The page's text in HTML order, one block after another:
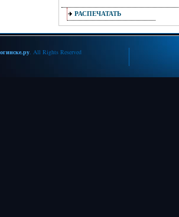
РАСПЕЧАТАТЬ
. All Rights Reserved